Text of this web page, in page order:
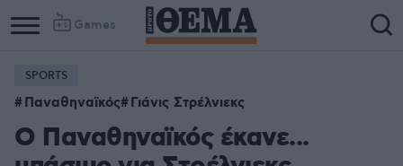
Games
SPORTS
Παναθηναϊκός Γιάνις Στρέλνιεκς
Ο Παναθηναϊκός έκανε...